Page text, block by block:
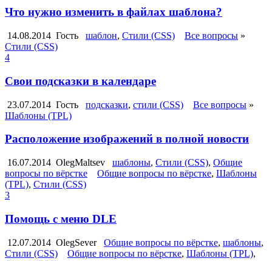
Что нужно изменить в файлах шаблона?
14.08.2014 Гость шаблон, Стили (CSS) Все вопросы »
Стили (CSS)
4
Свои подсказки в календаре
23.07.2014 Гость подсказки, стили (CSS) Все вопросы »
Шаблоны (TPL)
Расположение изображений в полной новости
16.07.2014 OlegMaltsev шаблоны, Стили (CSS), Общие
вопросы по вёрстке
Общие вопросы по вёрстке, Шаблоны
(TPL), Стили (CSS)
3
Помощь с меню DLE
12.07.2014 OlegSever Общие вопросы по вёрстке, шаблоны,
Стили (CSS)
Общие вопросы по вёрстке, Шаблоны (TPL),